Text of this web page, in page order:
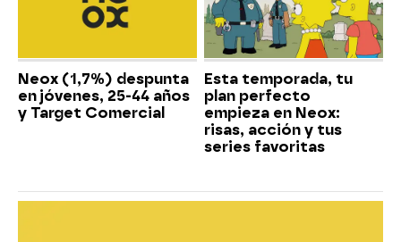
Neox (1,7%) despunta
en jóvenes, 25-44 años
y Target Comercial
Esta temporada, tu
plan perfecto
empieza en Neox:
risas, acción y tus
series favoritas